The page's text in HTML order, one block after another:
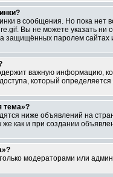
в сообщения. Но пока нет
Вы не можете указать ни
защищённых паролем сайтах
важную информацию,
который
тема»?
ниже объявлений на
же как и при создании
модераторами или